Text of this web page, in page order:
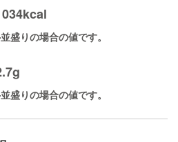
盛りの場合の値です。
盛りの場合の値です。